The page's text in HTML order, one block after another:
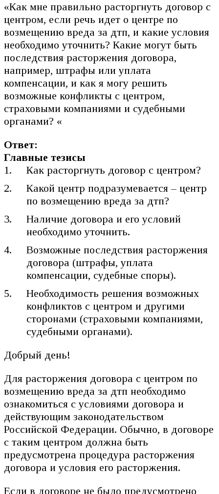
«Как мне правильно расторгнуть договор с
центром, если речь идет о центре по
возмещению вреда за дтп, и какие условия
необходимо уточнить? Какие могут быть
последствия расторжения договора,
например, штрафы или уплата
компенсации, и как я могу решить
возможные конфликты с центром,
страховыми компаниями и судебными
органами? «
Ответ:
Главные тезисы
Как расторгнуть договор с центром?
Какой центр подразумевается – центр
по возмещению вреда за дтп?
Наличие договора и его условий
необходимо уточнить.
Возможные последствия расторжения
договора (штрафы, уплата
компенсации, судебные споры).
Необходимость решения возможных
конфликтов с центром и другими
сторонами (страховыми компаниями,
судебными органами).
Добрый день!
Для расторжения договора с центром по
возмещению вреда за дтп необходимо
ознакомиться с условиями договора и
действующим законодательством
Российской Федерации. Обычно, в договоре
с таким центром должна быть
предусмотрена процедура расторжения
договора и условия его расторжения.
Если в договоре не было предусмотрено